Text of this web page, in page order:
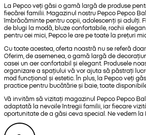
La Pepco veți găsi o gamă largă de produse
fiecărei familii. Magazinul nostru Pepco Pepco
îmbrăcăminte pentru copii, adolescenți și adulți.
de blugi la modă, bluze confortabile, rochii
pentru cei mici, Pepco le are pe toate la prețuri
Cu toate acestea, oferta noastră nu se referă
Oferim, de asemenea, o gamă largă de
casei un aer confortabil și elegant. Produsele
organizare a spațiului vă vor ajuta să păstrați
mod funcțional și estetic. În plus, la Pepco veți
practice pentru bucătărie și baie, toate
Vă invităm să vizitați magazinul Pepco Pepco
adaptată la nevoile întregii familii, iar fiecare
oportunitate de a găsi ceva special. Ne vedem la